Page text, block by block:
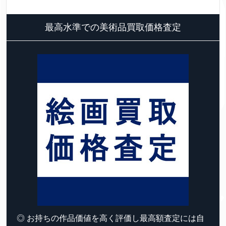
最高水準での美術品買取価格査定
◎ お持ちの作品価値を高く評価し最高額査定には自